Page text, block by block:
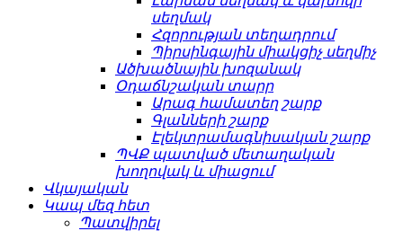
սեղմակ
Հզորության տեղադրում
Պիրսինգային միակցիչ սեղմիչ
Ածխածնային խոզանակ
Օդաճնշական տարր
Արագ համատեղ շարք
Գլանների շարք
Էլեկտրամագնիսական շարք
ՊՎՔ պատված մետաղական
խողովակ և միացում
Վկայական
Կապ մեզ հետ
Պատվիրել